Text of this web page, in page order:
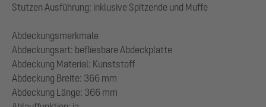
Stutzen Ausführung: inklusive Spitzende und Muffe
Abdeckungsmerkmale
Abdeckungsart: befliesbare Abdeckplatte
Abdeckung Material: Kunststoff
Abdeckung Breite: 366 mm
Abdeckung Länge: 366 mm